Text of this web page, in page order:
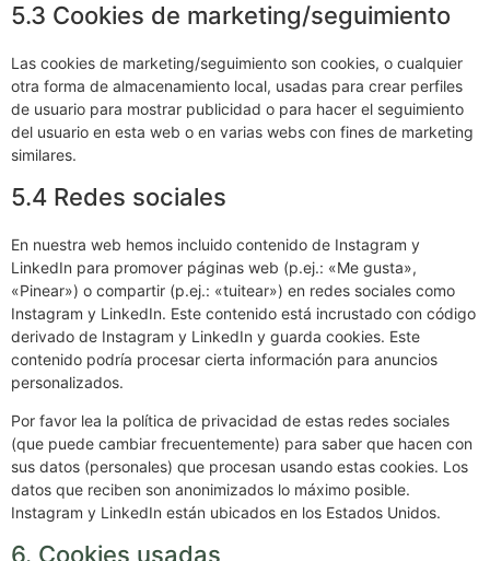
5.3 Cookies de marketing/seguimiento
Las cookies de marketing/seguimiento son cookies, o cualquier
otra forma de almacenamiento local, usadas para crear perfiles
de usuario para mostrar publicidad o para hacer el seguimiento
del usuario en esta web o en varias webs con fines de marketing
similares.
5.4 Redes sociales
En nuestra web hemos incluido contenido de Instagram y
LinkedIn para promover páginas web (p.ej.: «Me gusta»,
«Pinear») o compartir (p.ej.: «tuitear») en redes sociales como
Instagram y LinkedIn. Este contenido está incrustado con código
derivado de Instagram y LinkedIn y guarda cookies. Este
contenido podría procesar cierta información para anuncios
personalizados.
Por favor lea la política de privacidad de estas redes sociales
(que puede cambiar frecuentemente) para saber que hacen con
sus datos (personales) que procesan usando estas cookies. Los
datos que reciben son anonimizados lo máximo posible.
Instagram y LinkedIn están ubicados en los Estados Unidos.
6. Cookies usadas